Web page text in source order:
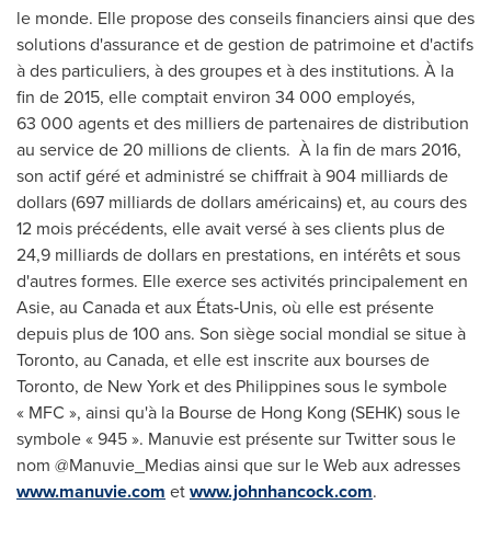
le monde. Elle propose des conseils financiers ainsi que des
solutions d'assurance et de gestion de patrimoine et d'actifs
à des particuliers, à des groupes et à des institutions. À la
fin de 2015, elle comptait environ 34 000 employés,
63 000 agents et des milliers de partenaires de distribution
au service de 20 millions de clients. À la fin de mars 2016,
son actif géré et administré se chiffrait à 904 milliards de
dollars (697 milliards de dollars américains) et, au cours des
12 mois précédents, elle avait versé à ses clients plus de
24,9 milliards de dollars en prestations, en intérêts et sous
d'autres formes. Elle exerce ses activités principalement en
Asie, au Canadaet aux États‑Unis, où elle est présente
depuis plus de 100 ans. Son siège social mondial se situe à
Toronto, au Canada, et elle est inscrite aux bourses de
Toronto, de New Yorket des Philippinessous le symbole
« MFC », ainsi qu'à la Bourse de Hong Kong (SEHK) sous le
symbole « 945 ». Manuvie est présente sur Twitter sous le
nom @Manuvie_Medias ainsi que sur le Web aux adresses
www.manuvie.com etwww.johnhancock.com.